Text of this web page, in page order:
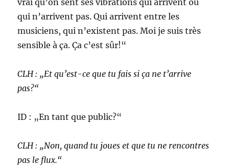
vrai qu’on sent ses vibrations qui arrivent ou
qui n’arrivent pas. Qui arrivent entre les
musiciens, qui n’existent pas. Moi je suis très
sensible à ça. Ça c’est sûr!“
CLH : „Et qu’est-ce que tu fais si ça ne t’arrive
pas?“
ID : „En tant que public?“
CLH : „Non, quand tu joues et que tu ne rencontres
pas le flux.“